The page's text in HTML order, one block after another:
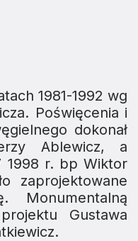
1981-1992 wg
Poświęcenia i
dokonał
Ablewicz, a
1998 r. bp Wiktor
zaprojektowane
Monumentalną
Gustawa